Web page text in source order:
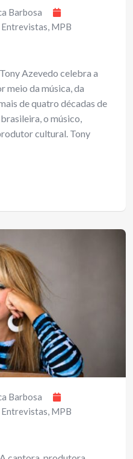
Barbosa
Entrevistas, MPB
Azevedo celebra a
meio da música, da
de quatro décadas de
o músico,
cultural. Tony
Barbosa
Entrevistas, MPB